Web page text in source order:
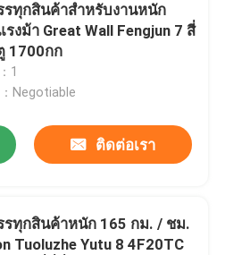
รทุกสินค้าสำหรับงานหนัก
รงม้า Great Wall Fengjun 7 สี่
1700กก
1
Negotiable
ติดต่อเรา
รทุกสินค้าหนัก 165 กม. / ชม.
Tuoluzhe Yutu 8 4F20TC